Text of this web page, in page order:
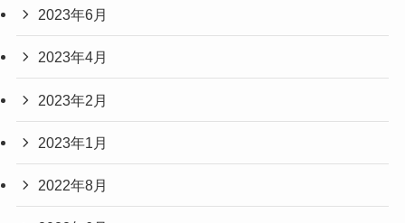
2023年6月
2023年4月
2023年2月
2023年1月
2022年8月